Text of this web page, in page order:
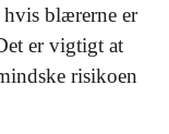
blærerne er
er vigtigt at
risikoen